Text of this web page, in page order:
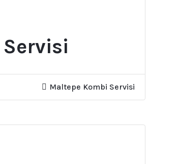
Maltepe Kombi Servisi